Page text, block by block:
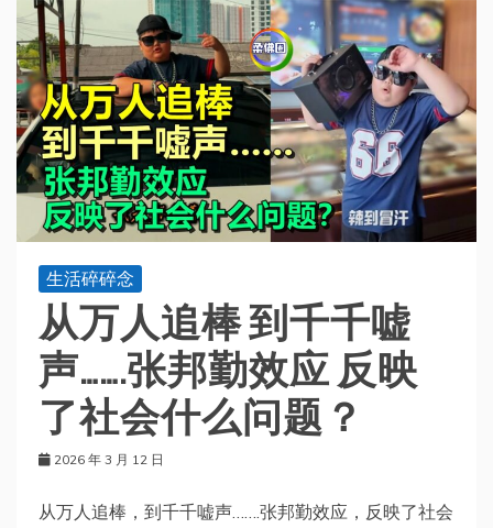
生活碎碎念
从万人追棒 到千千嘘
声…….张邦勤效应 反映
了社会什么问题？
2026 年 3 月 12 日
从万人追棒，到千千嘘声…….张邦勤效应，反映了社会